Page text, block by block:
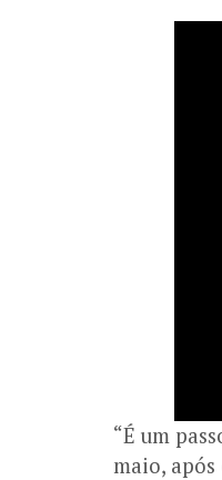
“É um
maio,